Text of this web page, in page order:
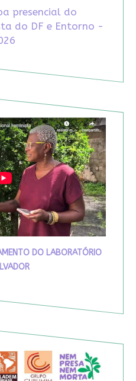
presencial do
do DF e Entorno -
DO LABORATÓRIO